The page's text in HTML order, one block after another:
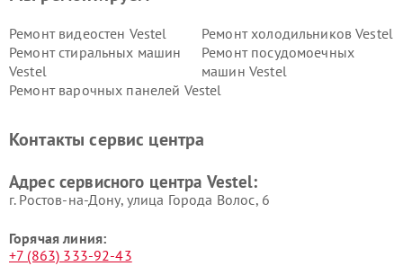
Ремонт видеостен Vestel
Ремонт холодильников Vestel
Ремонт стиральных машин
Vestel
Ремонт посудомоечных
машин Vestel
Ремонт варочных панелей Vestel
Контакты сервис центра
Адрес сервисного центра Vestel:
г. Ростов-на-Дону, улица Города Волос, 6
Горячая линия:
+7 (863) 333-92-43